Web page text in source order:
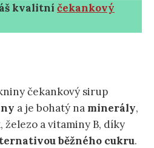
kvalitní čekankový
čekankový sirup
a je bohatý na minerály,
železo a vitaminy B, díky
běžného cukru.